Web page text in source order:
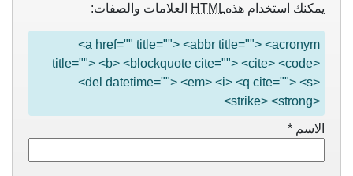
يمكنك استخدام هذهHTML العلامات والصفات:
<a href="" title=""> <abbr title=""> <acronym
title=""> <b> <blockquote cite=""> <cite> <code>
<del datetime=""> <em> <i> <q cite=""> <s>
<strike> <strong>
الاسم *